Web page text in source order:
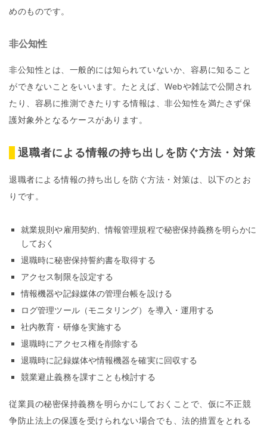
めのものです。
非公知性
非公知性とは、一般的には知られていないか、容易に知ること
ができないことをいいます。たとえば、Webや雑誌で公開され
たり、容易に推測できたりする情報は、非公知性を満たさず保
護対象外となるケースがあります。
退職者による情報の持ち出しを防ぐ方法・対策
退職者による情報の持ち出しを防ぐ方法・対策は、以下のとお
りです。
就業規則や雇用契約、情報管理規程で秘密保持義務を明らかに
しておく
退職時に秘密保持誓約書を取得する
アクセス制限を設定する
情報機器や記録媒体の管理台帳を設ける
ログ管理ツール（モニタリング）を導入・運用する
社内教育・研修を実施する
退職時にアクセス権を削除する
退職時に記録媒体や情報機器を確実に回収する
競業避止義務を課すことも検討する
従業員の秘密保持義務を明らかにしておくことで、仮に不正競
争防止法上の保護を受けられない場合でも、法的措置をとれる